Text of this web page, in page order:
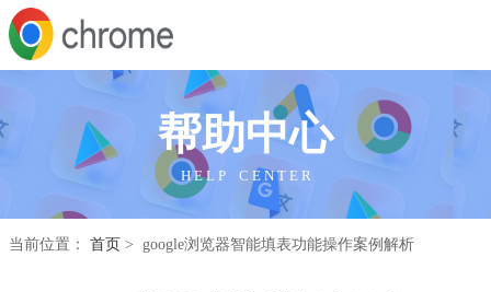
帮助中心
H E L P C E N T E R
当前位置： 首页 > google浏览器智能填表功能操作案例解析